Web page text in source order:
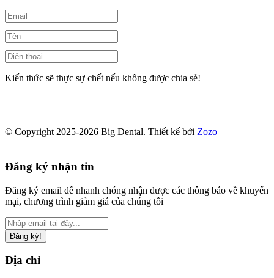
Kiến thức sẽ thực sự chết nếu không được chia sẻ!
© Copyright 2025-2026 Big Dental. Thiết kế bởi Zozo
Đăng ký nhận tin
Đăng ký email để nhanh chóng nhận được các thông báo về khuyến
mại, chương trình giảm giá của chúng tôi
Đăng ký!
Địa chỉ